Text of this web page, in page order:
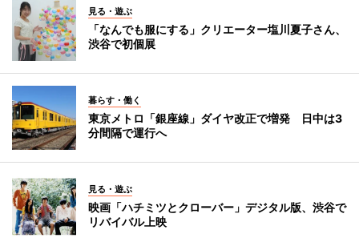
見る・遊ぶ
「なんでも服にする」クリエーター塩川夏子さん、
渋谷で初個展
暮らす・働く
東京メトロ「銀座線」ダイヤ改正で増発 日中は3
分間隔で運行へ
見る・遊ぶ
映画「ハチミツとクローバー」デジタル版、渋谷で
リバイバル上映